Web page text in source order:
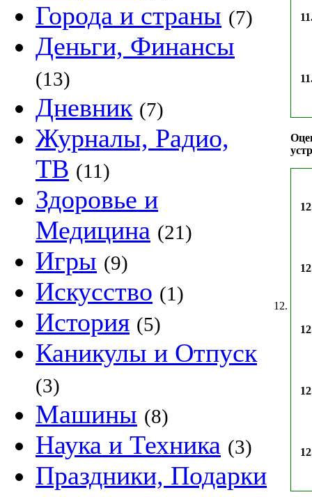
Города и страны (7)
Деньги, Финансы
(13)
Дневник (7)
Журналы, Радио,
ТВ (11)
Здоровье и
Медицина (21)
Игры (9)
Искусство (1)
История (5)
Каникулы и Отпуск
(3)
Машины (8)
Наука и Техника (3)
Праздники, Подарки
12.